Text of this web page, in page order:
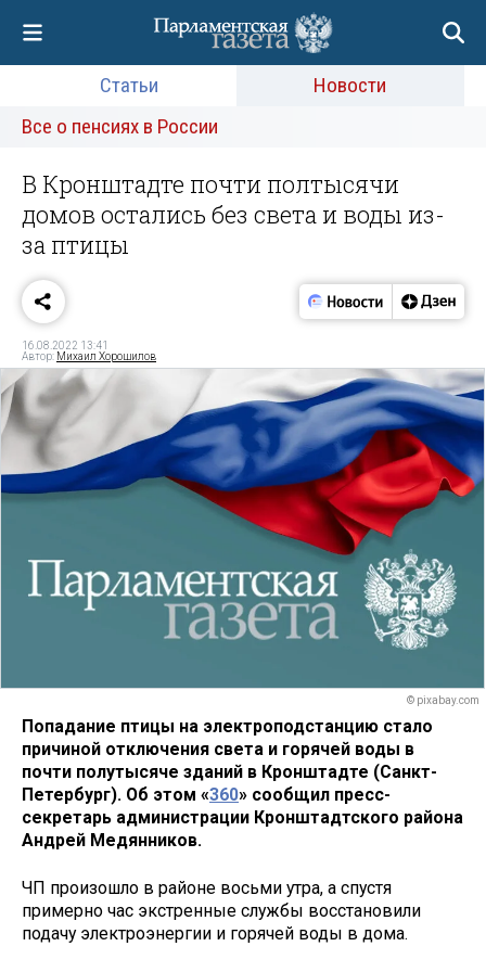
Статьи
Новости
Все о пенсиях в России
В Кронштадте почти полтысячи
домов остались без света и воды из-
за птицы
16.08.2022 13:41
Автор: Михаил Хорошилов
© pixabay.com
Попадание птицы на электроподстанцию стало
причиной отключения света и горячей воды в
почти полутысяче зданий в Кронштадте (Санкт-
Петербург). Об этом «360» сообщил пресс-
секретарь администрации Кронштадтского района
Андрей Медянников.
ЧП произошло в районе восьми утра, а спустя
примерно час экстренные службы восстановили
подачу электроэнергии и горячей воды в дома.